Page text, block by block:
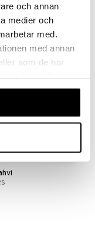
och annan
medier och
med.
med annan
som de har
vår webbplats.